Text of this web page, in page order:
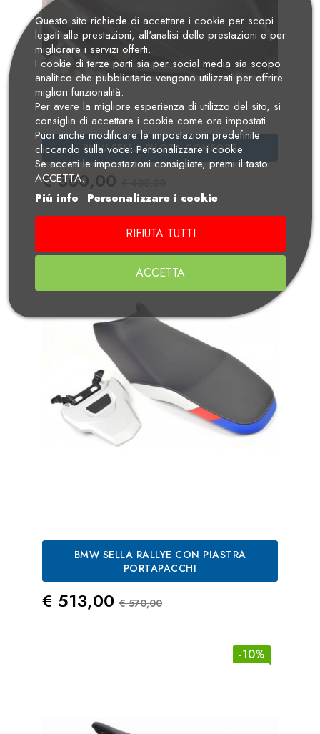
BMW SELLA PILOTA COMFORT
Prezzo
€ 360,00
BMW SELLA RALLYE CON PIASTRA
PORTAPACCHI
Prezzo
€ 513,00 Prezzo Standard
€ 570,00
-10%
Questo sito richiede di accettare i cookie per scopi
legati alle prestazioni, all'analisi delle prestazioni e per
migliorare i servizi offerti.
I cookie di terze parti sia per social media sia scopo
analitico che pubblicitario vengono utilizzati per offrire
migliori funzionalità.
Per avere la migliore esperienza di utilizzo del sito, si
consiglia di accettare i cookie come ora impostati.
Puoi anche modificare le impostazioni predefinite
cliccando sulla voce: Personalizzare i cookie.
Se accetti le impostazioni consigliate, premi il tasto
ACCETTA.
Piú info
Personalizzare i cookie
RIFIUTA TUTTI
ACCETTA